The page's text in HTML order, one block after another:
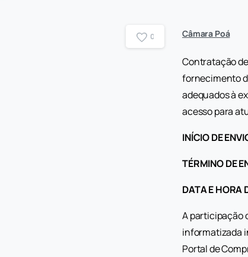
0 Câmara Poá
Contratação
fornecimento
adequados à
acesso para
INÍCIO DE
TÉRMINO DE
DATA E
A participação
informatizada
Portal de